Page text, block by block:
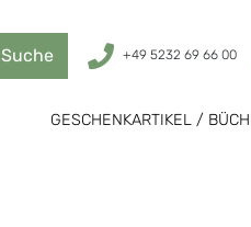
Suche +49 5232 69 66 00
GESCHENKARTIKEL /